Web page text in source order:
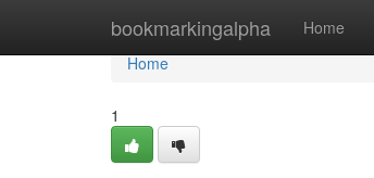
bookmarkingalpha Home
Home
Home
1